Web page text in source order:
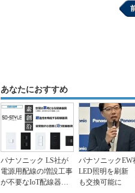
あなたにおすすめ
パナソニック LS社が
電源用配線の増設工事
が不要なIoT配線器具
パナソニックEW
LED照明を刷新
も交換可能に